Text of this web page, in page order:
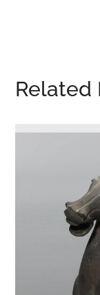
Related